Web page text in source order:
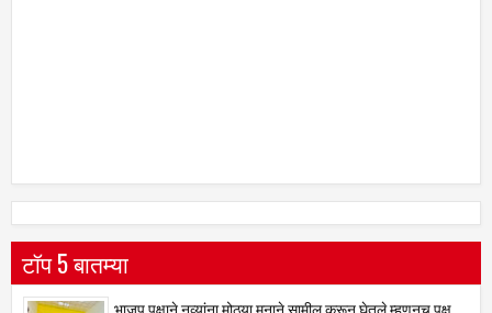
टॉप 5 बातम्या
भाजप पक्षाने नव्यांना मोठ्या मनाने सामील करून घेतले म्हणूनच पक्ष